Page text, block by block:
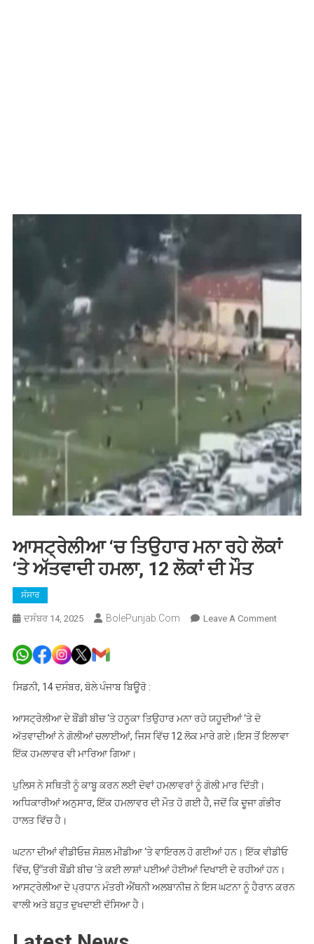
ਆਸਟ੍ਰੇਲੀਆ ‘ਚ ਤਿਉਹਾਰ ਮਨਾ ਰਹੇ ਲੋਕਾਂ
‘ਤੇ ਅੱਤਵਾਦੀ ਹਮਲਾ, 12 ਲੋਕਾਂ ਦੀ ਮੌਤ
ਸੰਸਾਰ
ਦਸੰਬਰ 14, 2025 BolePunjab.com Leave A CommentOn
‘ਤੇ
ਸਿਡਨੀ, 14 ਦਸੰਬਰ, ਬੋਲੇ ਪੰਜਾਬ ਬਿਊਰੋ :
ਆਸਟ੍ਰੇਲੀਆ ਦੇ ਬੌਂਡੀ ਬੀਚ ‘ਤੇ ਹਨੂਕਾ ਤਿਉਹਾਰ ਮਨਾ ਰਹੇ ਯਹੂਦੀਆਂ ‘ਤੇ ਦੋ
ਅੱਤਵਾਦੀਆਂ ਨੇ ਗੋਲੀਆਂ ਚਲਾਈਆਂ, ਜਿਸ ਵਿੱਚ 12 ਲੋਕ ਮਾਰੇ ਗਏ।ਇਸ ਤੋਂ ਇਲਾਵਾ
ਇੱਕ ਹਮਲਾਵਰ ਵੀ ਮਾਰਿਆ ਗਿਆ।
ਪੁਲਿਸ ਨੇ ਸਥਿਤੀ ਨੂੰ ਕਾਬੂ ਕਰਨ ਲਈ ਦੋਵਾਂ ਹਮਲਾਵਰਾਂ ਨੂੰ ਗੋਲੀ ਮਾਰ ਦਿੱਤੀ।
ਅਧਿਕਾਰੀਆਂ ਅਨੁਸਾਰ, ਇੱਕ ਹਮਲਾਵਰ ਦੀ ਮੌਤ ਹੋ ਗਈ ਹੈ, ਜਦੋਂ ਕਿ ਦੂਜਾ ਗੰਭੀਰ
ਹਾਲਤ ਵਿੱਚ ਹੈ।
ਘਟਨਾ ਦੀਆਂ ਵੀਡੀਓਜ਼ ਸੋਸ਼ਲ ਮੀਡੀਆ ‘ਤੇ ਵਾਇਰਲ ਹੋ ਗਈਆਂ ਹਨ। ਇੱਕ ਵੀਡੀਓ
ਵਿੱਚ, ਉੱਤਰੀ ਬੌਂਡੀ ਬੀਚ ‘ਤੇ ਕਈ ਲਾਸ਼ਾਂ ਪਈਆਂ ਹੋਈਆਂ ਦਿਖਾਈ ਦੇ ਰਹੀਆਂ ਹਨ।
ਆਸਟ੍ਰੇਲੀਆ ਦੇ ਪ੍ਰਧਾਨ ਮੰਤਰੀ ਐਂਥਨੀ ਅਲਬਾਨੀਜ਼ ਨੇ ਇਸ ਘਟਨਾ ਨੂੰ ਹੈਰਾਨ ਕਰਨ
ਵਾਲੀ ਅਤੇ ਬਹੁਤ ਦੁਖਦਾਈ ਦੱਸਿਆ ਹੈ।